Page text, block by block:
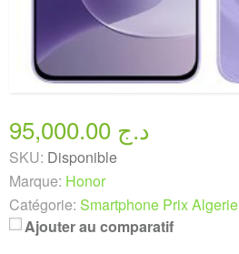
95,000.00 د.ج
SKU: Disponible
Marque: Honor
Catégorie: Smartphone Prix Algerie
Ajouter au comparatif